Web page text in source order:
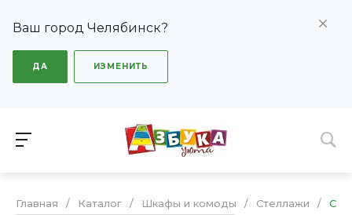
Ваш город Челябинск?
ДА ИЗМЕНИТЬ
Главная / Каталог / Шкафы и комоды / Стеллажи /